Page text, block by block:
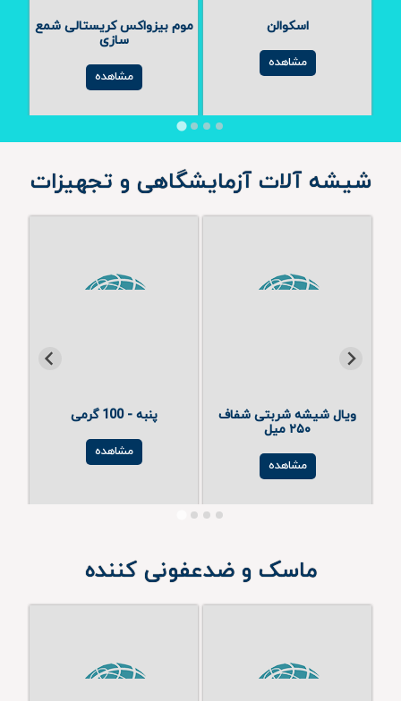
موم بیزواکس کریستالی شمع
سازی
مشاهده
اسکوالن
مشاهده
شیشه آلات آزمایشگاهی و تجهیزات
پنبه - 100 گرمی
مشاهده
ویال شیشه شربتی شفاف
۲۵۰ میل
مشاهده
ماسک و ضدعفونی کننده